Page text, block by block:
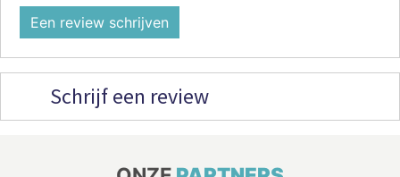
Een review schrijven
Schrijf een review